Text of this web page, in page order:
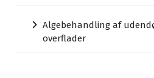
Algebehandling af
overflader